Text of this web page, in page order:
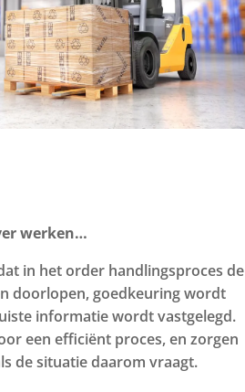
werken…
in het order handlingsproces de
doorlopen, goedkeuring wordt
informatie wordt vastgelegd.
een efficiënt proces, en zorgen
de situatie daarom vraagt.